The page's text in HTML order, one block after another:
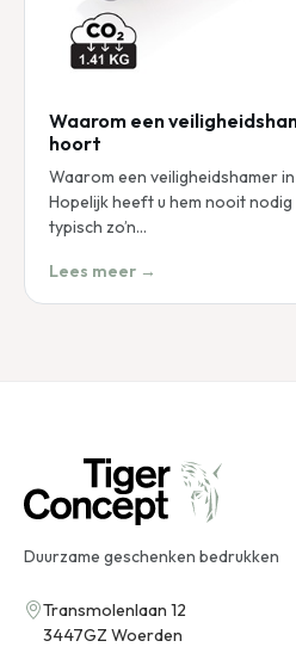
Waarom een
hoort
Waarom een veiligheidshamer
Hopelijk heeft u hem nooit
typisch zo’n…
Lees meer →
Duurzame geschenken bedrukken
Transmolenlaan 12
3447GZ Woerden